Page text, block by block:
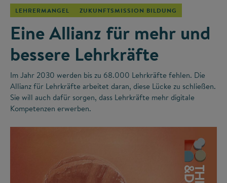
LEHRERMANGEL ZUKUNFTSMISSION BILDUNG
Eine Allianz für mehr und
bessere Lehrkräfte
Im Jahr 2030 werden bis zu 68.000 Lehrkräfte fehlen. Die
Allianz für Lehrkräfte arbeitet daran, diese Lücke zu schließen.
Sie will auch dafür sorgen, dass Lehrkräfte mehr digitale
Kompetenzen erwerben.